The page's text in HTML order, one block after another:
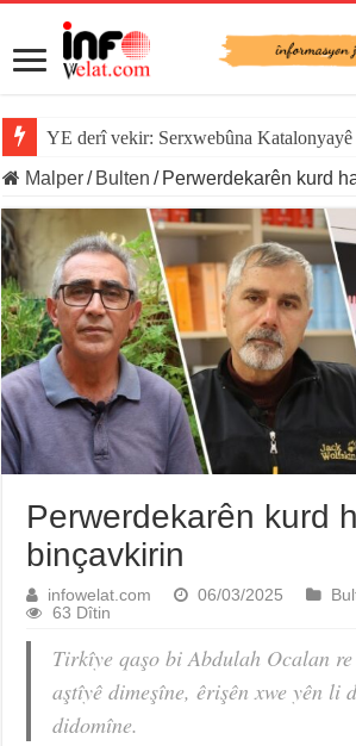
YE derî vekir: Serxwebûna Katalonyayê
Malper/ Bulten / Perwerdekarên kurd
Perwerdekarên kurd
binçavkirin
infowelat.com 06/03/2025
63 Dîtin
Tirkîye qaşo bi Abdulah Ocalan re
aştîyê dimeşîne, êrişên xwe yên
didomîne.